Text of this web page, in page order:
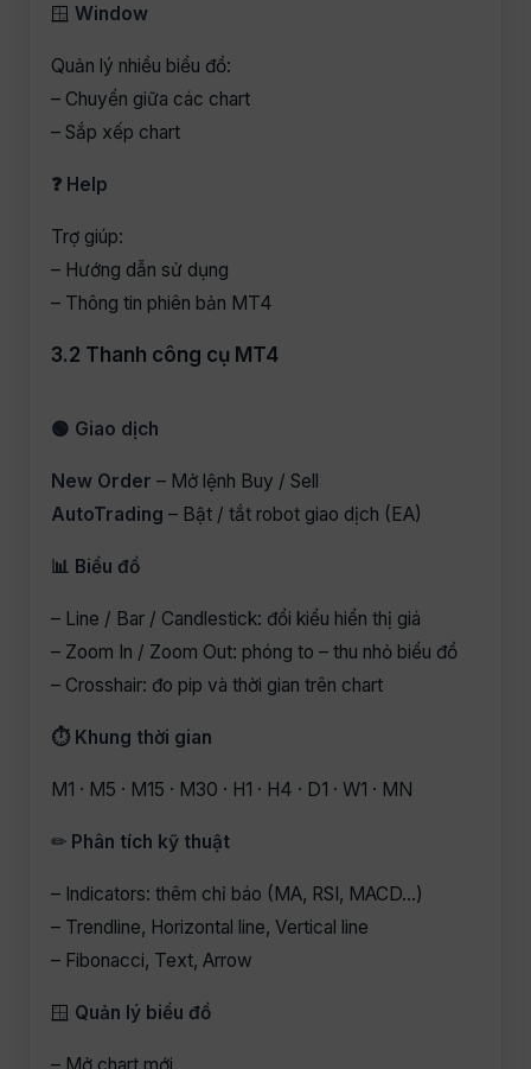
🪟 Window
Quản lý nhiều biểu đồ:
– Chuyển giữa các chart
– Sắp xếp chart
❓ Help
Trợ giúp:
– Hướng dẫn sử dụng
– Thông tin phiên bản MT4
3.2 Thanh công cụ MT4
🟢 Giao dịch
New Order – Mở lệnh Buy / Sell
AutoTrading – Bật / tắt robot giao dịch (EA)
📊 Biểu đồ
– Line / Bar / Candlestick: đổi kiểu hiển thị giá
– Zoom In / Zoom Out: phóng to – thu nhỏ biểu đồ
– Crosshair: đo pip và thời gian trên chart
⏱ Khung thời gian
M1 · M5 · M15 · M30 · H1 · H4 · D1 · W1 · MN
✏ Phân tích kỹ thuật
– Indicators: thêm chỉ báo (MA, RSI, MACD…)
– Trendline, Horizontal line, Vertical line
– Fibonacci, Text, Arrow
🪟 Quản lý biểu đồ
– Mở chart mới